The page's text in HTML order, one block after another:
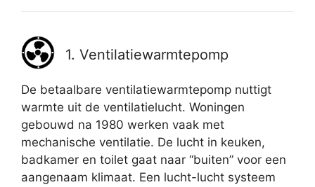
1. Ventilatiewarmtepomp
De betaalbare ventilatiewarmtepomp nuttigt
warmte uit de ventilatielucht. Woningen
gebouwd na 1980 werken vaak met
mechanische ventilatie. De lucht in keuken,
badkamer en toilet gaat naar “buiten” voor een
aangenaam klimaat. Een lucht-lucht systeem